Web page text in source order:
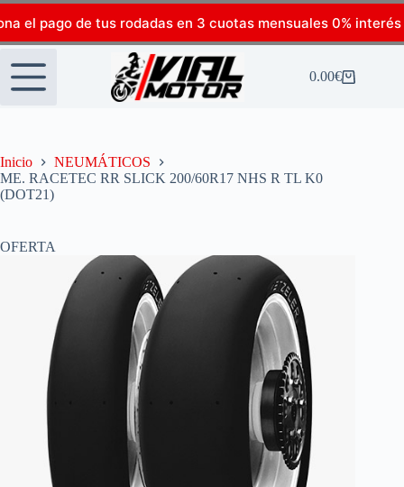
el pago de tus rodadas en 3 cuotas mensuales 0% interés
0.00€
Inicio
NEUMÁTICOS
ME. RACETEC RR SLICK 200/60R17 NHS R TL K0
(DOT21)
OFERTA